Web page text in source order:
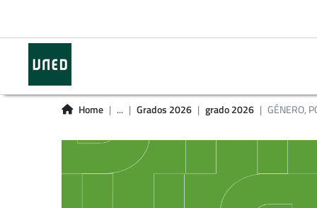
Home ... Grados 2026 grado 2026 GÉNERO,